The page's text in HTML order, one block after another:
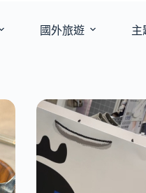
國外旅遊 主